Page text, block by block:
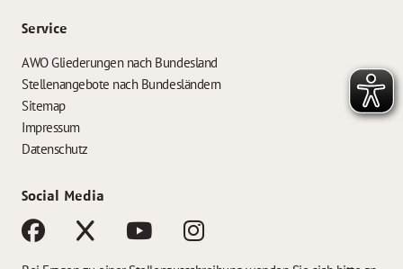
Service
AWO Gliederungen nach Bundesland
Stellenangebote nach Bundesländern
Sitemap
Impressum
Datenschutz
Social Media